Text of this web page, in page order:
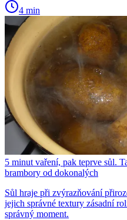
4 min
5 minut vaření, pak teprve sůl.
brambory od dokonalých
Sůl hraje při zvýrazňování
jejich správné textury zásadní
správný moment.